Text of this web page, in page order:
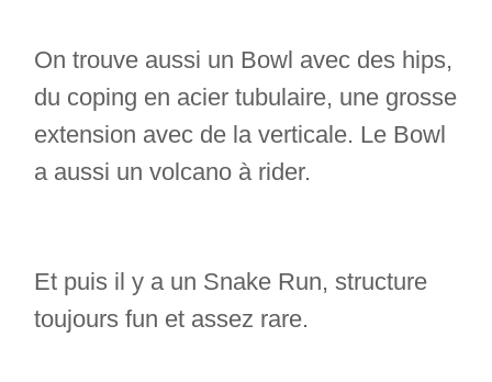
On trouve aussi un Bowl avec des hips,
du coping en acier tubulaire, une grosse
extension avec de la verticale. Le Bowl
a aussi un volcano à rider.
Et puis il y a un Snake Run, structure
toujours fun et assez rare.